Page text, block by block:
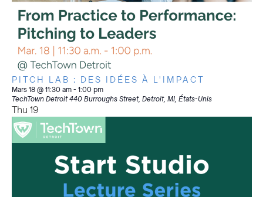
PITCH LAB : DES IDÉES À L'IMPACT
Mars 18 @ 11:30 am- 1:00 pm
TechTown Detroit 440 Burroughs Street, Detroit, MI, États-Unis
Thu 19